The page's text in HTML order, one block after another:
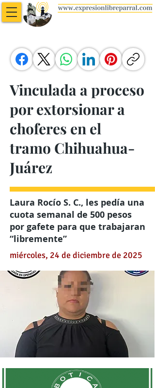
Vinculada a proceso
por extorsionar a
choferes en el
tramo Chihuahua-
Juárez
Laura Rocío S. C., les pedía una
cuota semanal de 500 pesos
por gafete para que trabajaran
“libremente”
miércoles, 24 de diciembre de 2025